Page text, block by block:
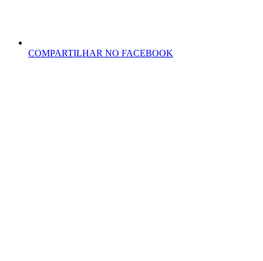
COMPARTILHAR NO FACEBOOK